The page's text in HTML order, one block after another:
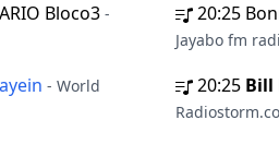
Bloco3 -
20:25
Jayabo fm
- World
20:25 Bill